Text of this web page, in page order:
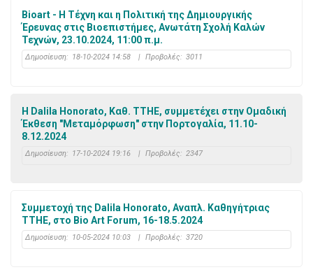
Bioart - Η Τέχνη και η Πολιτική της Δημιουργικής
Έρευνας στις Βιοεπιστήμες, Aνωτάτη Σχολή Καλών
Τεχνών, 23.10.2024, 11:00 π.μ.
Δημοσίευση: 18-10-2024 14:58 | Προβολές: 3011
Η Dalila Honorato, Καθ. ΤΤΗΕ, συμμετέχει στην Ομαδική
Έκθεση "Μεταμόρφωση" στην Πορτογαλία, 11.10-
8.12.2024
Δημοσίευση: 17-10-2024 19:16 | Προβολές: 2347
Συμμετοχή της Dalila Honorato, Αναπλ. Καθηγήτριας
ΤΤΗΕ, στο Bio Art Forum, 16-18.5.2024
Δημοσίευση: 10-05-2024 10:03 | Προβολές: 3720